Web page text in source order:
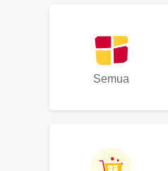
Semua